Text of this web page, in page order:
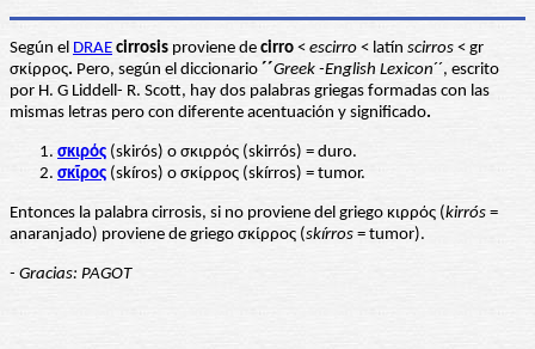
Según el DRAE cirrosis proviene de cirro < escirro < latín scirros < gr
σκίρρος. Pero, según el diccionario ´´Greek -English Lexicon´´, escrito
por H. G Liddell- R. Scott, hay dos palabras griegas formadas con las
mismas letras pero con diferente acentuación y significado.
σκιρός (skirós) ο σκιρρός (skirrós) = duro.
σκῖρος (skíros) ο σκίρρος (skírros) = tumor.
Entonces la palabra cirrosis, si no proviene del griego κιρρός (kirrós =
anaranjado) proviene de griego σκίρρος (skírros = tumor).
- Gracias: PAGOT